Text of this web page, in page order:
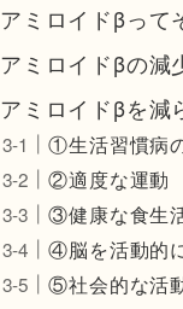
アミロイドβって
アミロイドβの減
アミロイドβを減
①生活習慣病
②適度な運動
③健康な食生
④脳を活動的
⑤社会的な活